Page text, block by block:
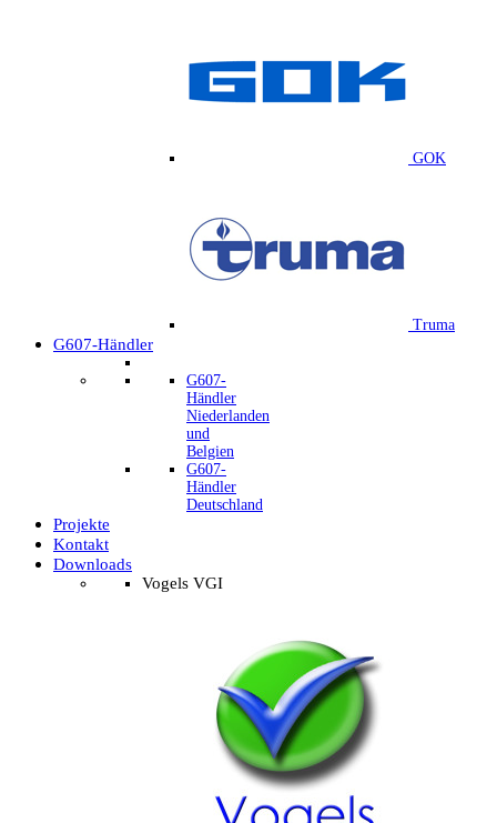
GOK
Truma
G607-Händler
G607-
Händler
Niederlanden
und
Belgien
G607-
Händler
Deutschland
Projekte
Kontakt
Downloads
Vogels VGI